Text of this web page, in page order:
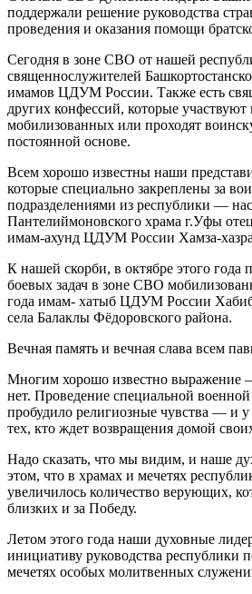
поддержали решение руководства
проведения и оказания помощи
Сегодня в зоне СВО от нашей
священнослужителей
имамов ЦДУМ России. Также есть
других конфессий, которые
мобилизованных или проходят
постоянной основе.
Всем хорошо известны наши
которые специально закреплены за
подразделениями из республики —
Пантелиймоновского храма г.Уфы
имам-ахунд ЦДУМ России Хамза-
К нашей скорби, в октябре этого
боевых задач в зоне СВО
года имам- хатыб ЦДУМ России
села Балаклы Фёдоровского района.
Вечная память и вечная слава всем
Многим хорошо известно выражение
нет. Проведение специальной
пробудило религиозные чувства — и
тех, кто ждет возвращения домой
Надо сказать, что мы видим, и наше
этом, что в храмах и мечетях
увеличилось количество верующих,
близких и за Победу.
Летом этого года наши духовные
инициативу руководства республики
мечетях особых молитвенных